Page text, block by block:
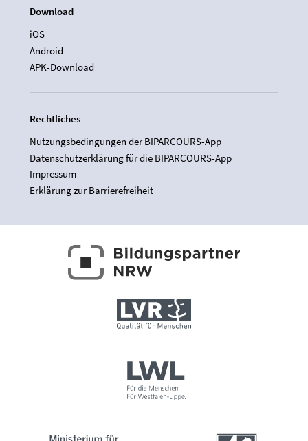
Download
iOS
Android
APK-Download
Rechtliches
Nutzungsbedingungen der BIPARCOURS-App
Datenschutzerklärung für die BIPARCOURS-App
Impressum
Erklärung zur Barrierefreiheit